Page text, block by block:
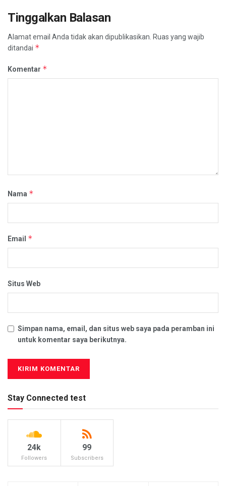
Tinggalkan Balasan
Alamat email Anda tidak akan dipublikasikan. Ruas yang wajib
ditandai *
Komentar *
Nama *
Email *
Situs Web
Simpan nama, email, dan situs web saya pada peramban ini
untuk komentar saya berikutnya.
Stay Connected test
24k
Followers
99
Subscribers